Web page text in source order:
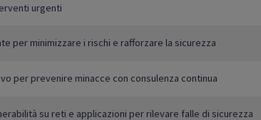
urgenti
per minimizzare i rischi e rafforzare la sicurezza
per prevenire minacce con consulenza continua
su reti e applicazioni per rilevare falle di sicurezza